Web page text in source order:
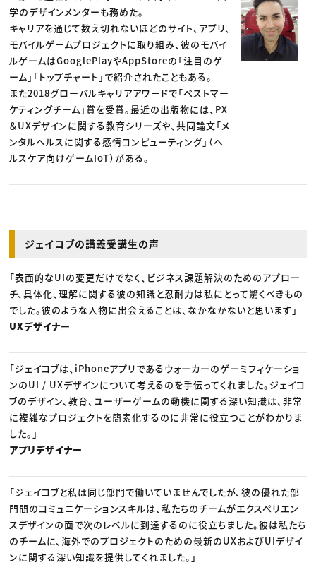
学のデザインメンターも務めた。
キャリアを通じて数え切れないほどのサイト、アプリ、
モバイルゲームプロジェクトに取り組み、彼のモバイ
ルゲームはGooglePlayやAppStoreの「注目のゲ
ーム」「トップチャート」で紹介されたこともある。
また2018グローバルキャリアアワードで「ベストマー
ケティングチーム」賞を受賞。最近の出版物には、PX
＆UXデザインに関する教育シリーズや、共同論文「メ
ンタルヘルスに関する感情コンピューティング」（ヘ
ルスケア向けゲームIoT）がある。
ジェイコブの講義受講生の声
「表面的なUIの変更だけでなく、ビジネス課題解決のためのアプロー
チ、具体化、理解に関する彼の知識と忍耐力は私にとって驚くべきもの
でした。彼のような人物に出会えることは、なかなかないと思います」
UXデザイナー
「ジェイコブは、iPhoneアプリであるウォーカーのゲーミフィケーショ
ンのUI / UXデザインについて考えるのを手伝ってくれました。ジェイコ
ブのデザイン、教育、ユーザーゲームの動機に関する深い知識は、非常
に複雑なプロジェクトを簡素化するのに非常に役立つことがわかりま
した。」
アプリデザイナー
「ジェイコブと私は同じ部門で働いていませんでしたが、彼の優れた部
門間のコミュニケーションスキルは、私たちのチームがエクスペリエン
スデザインの面で次のレベルに到達するのに役立ちました。彼は私たち
のチームに、海外でのプロジェクトのための最新のUXおよびUIデザイ
ンに関する深い知識を提供してくれました。」